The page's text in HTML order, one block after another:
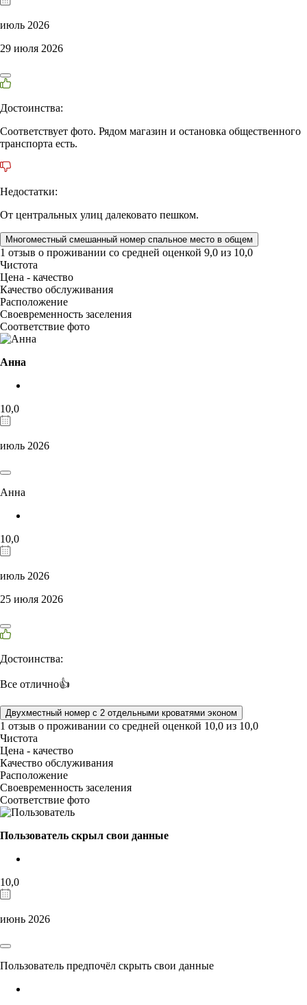
июль 2026
29 июля 2026
Достоинства:
Соответствует фото. Рядом магазин и остановка общественного
транспорта есть.
Недостатки:
От центральных улиц далековато пешком.
Многоместный смешанный номер спальное место в общем
1 отзыв о проживании со средней оценкой 9,0 из 10,0
Чистота
Цена - качество
Качество обслуживания
Расположение
Своевременность заселения
Соответствие фото
Анна
10,0
июль 2026
Анна
10,0
июль 2026
25 июля 2026
Достоинства:
Все отлично👍
Двухместный номер с 2 отдельными кроватями эконом
1 отзыв о проживании со средней оценкой 10,0 из 10,0
Чистота
Цена - качество
Качество обслуживания
Расположение
Своевременность заселения
Соответствие фото
Пользователь скрыл свои данные
10,0
июнь 2026
Пользователь предпочёл скрыть свои данные